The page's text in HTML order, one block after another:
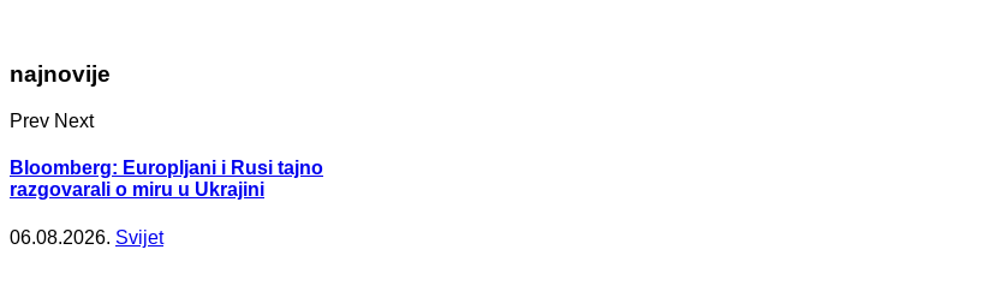
najnovije
Prev Next
Bloomberg: Europljani i Rusi tajno
razgovarali o miru u Ukrajini
06.08.2026. Svijet